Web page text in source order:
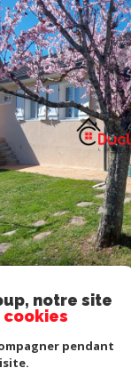
Exclusivité
notre site
pendant